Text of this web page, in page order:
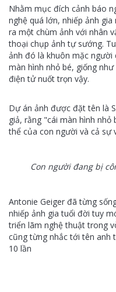
Nhằm mục đích cảnh báo
nghệ quá lớn, nhiếp ảnh
ra một chùm ảnh với nhân
thoại chụp ảnh tự sướng.
ảnh đó là khuôn mặc
màn hình nhỏ bé, giống
điện tử nuốt trọn vậy.
Dự án ảnh được đặt tên là
giả, rằng "cái màn hình
thể của con người và cả sự
Con người đang bị
Antonie Geiger đã từng
nhiếp ảnh gia tuổi đời tuy
triển lãm nghệ thuật trong
cũng từng nhắc tới tên anh
10 lần